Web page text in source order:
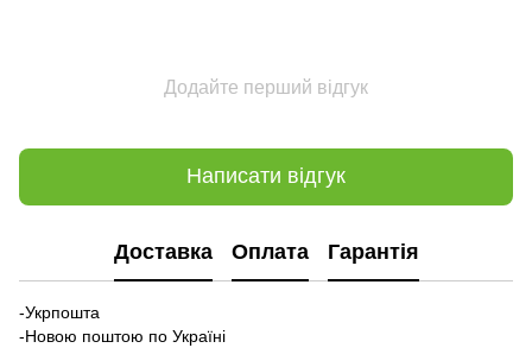
Додайте перший відгук
Написати відгук
Доставка Оплата Гарантія
-Укрпошта
-Новою поштою по Україні